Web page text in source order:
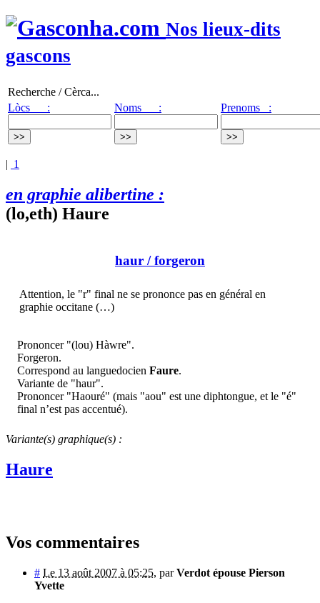
Nos lieux-dits
gascons
Recherche / Cèrca...
Lòcs :
Noms : Prenoms :
| 1
en graphie alibertine :
(lo,eth) Haure
haur / forgeron
Attention, le "r" final ne se prononce pas en général en
graphie occitane (…)
Prononcer "(lou) Hàwre".
Forgeron.
Correspond au languedocien Faure.
Variante de "haur".
Prononcer "Haouré" (mais "aou" est une diphtongue, et le "é"
final n’est pas accentué).
Variante(s) graphique(s) :
Haure
Vos commentaires
# Le 13 août 2007 à 05:25, parVerdot épouse Pierson
Yvette